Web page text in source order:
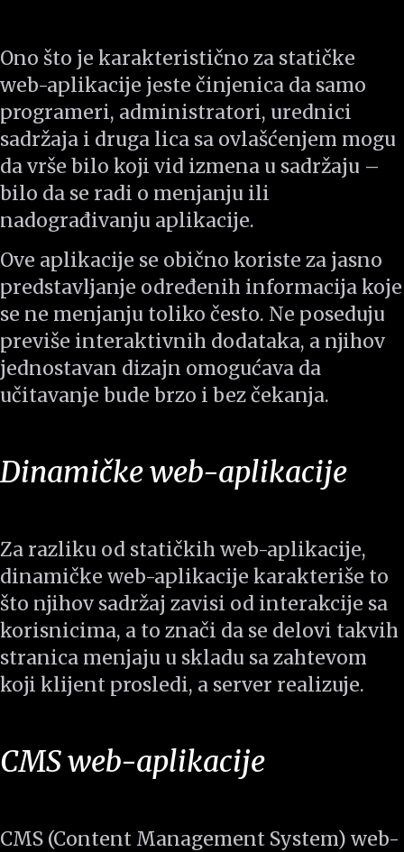
Ono što je karakteristično za statičke
web-aplikacije jeste činjenica da samo
programeri, administratori, urednici
sadržaja i druga lica sa ovlašćenjem mogu
da vrše bilo koji vid izmena u sadržaju –
bilo da se radi o menjanju ili
nadograđivanju aplikacije.
Ove aplikacije se obično koriste za jasno
predstavljanje određenih informacija koje
se ne menjanju toliko često. Ne poseduju
previše interaktivnih dodataka, a njihov
jednostavan dizajn omogućava da
učitavanje bude brzo i bez čekanja.
Dinamičke web-aplikacije
Za razliku od statičkih web-aplikacije,
dinamičke web-aplikacije karakteriše to
što njihov sadržaj zavisi od interakcije sa
korisnicima, a to znači da se delovi takvih
stranica menjaju u skladu sa zahtevom
koji klijent prosledi, a server realizuje.
CMS web-aplikacije
CMS (Content Management System) web-